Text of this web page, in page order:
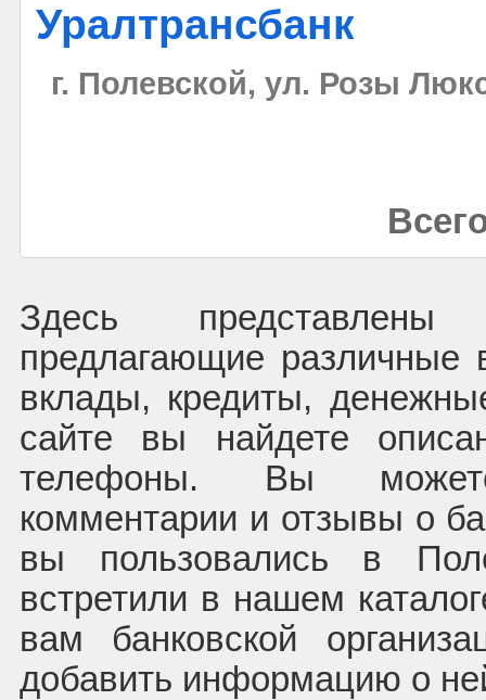
Уралтрансбанк
г. Полевской, ул. Розы
Здесь представлены
предлагающие различные
вклады, кредиты,
сайте вы найдете
телефоны. Вы
комментарии и отзывы о
вы пользовались в
встретили в нашем
вам банковской
добавить информацию о